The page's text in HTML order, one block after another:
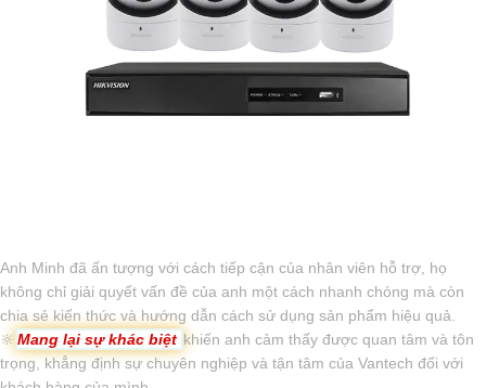
Anh Minh đã ấn tượng với cách tiếp cận của nhân viên hỗ trợ, họ
không chỉ giải quyết vấn đề của anh một cách nhanh chóng mà còn
chia sẻ kiến thức và hướng dẫn cách sử dụng sản phẩm hiệu quả.
🔆 Mang lại sự khác biệt khiến anh cảm thấy được quan tâm và tôn
trọng, khẳng định sự chuyên nghiệp và tận tâm của Vantech đối với